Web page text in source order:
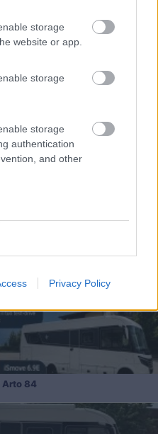
storage
website or app.
storage
storage
authentication
and other
Privacy Policy
ancora più autonomo
Arto 84